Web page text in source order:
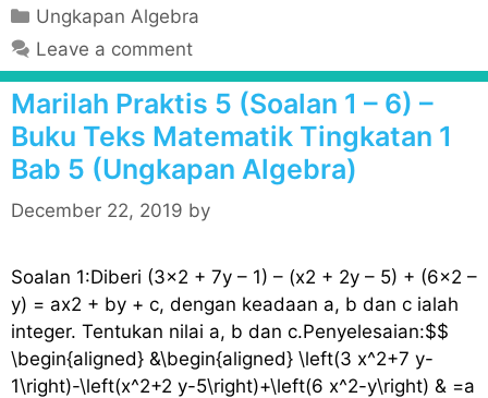
C
a
t
e
g
o
r
i
Ungkapan Algebra
Leave a comment
Marilah Praktis 5 (Soalan 1 – 6) –
Buku Teks Matematik Tingkatan 1
Bab 5 (Ungkapan Algebra)
December 22, 2019 by
Soalan 1:Diberi (3×2 + 7y – 1) – (x2 + 2y – 5) + (6×2 –
y) = ax2 + by + c, dengan keadaan a, b dan c ialah
integer. Tentukan nilai a, b dan c.Penyelesaian:$$
\begin{aligned} &\begin{aligned} \left(3 x^2+7 y-
1\right)-\left(x^2+2 y-5\right)+\left(6 x^2-y\right) & =a